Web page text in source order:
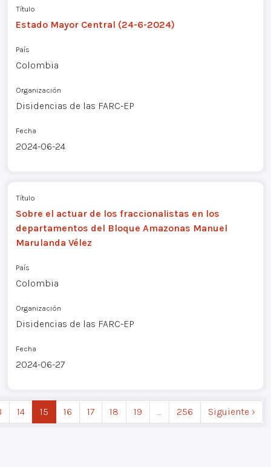
Título
Estado Mayor Central (24-6-2024)
País
Colombia
Organización
Disidencias de las FARC-EP
Fecha
2024-06-24
Título
Sobre el actuar de los fraccionalistas en los
departamentos del Bloque Amazonas Manuel
Marulanda Vélez
País
Colombia
Organización
Disidencias de las FARC-EP
Fecha
2024-06-27
14 15 16 17 18 19 … 256 Siguiente ›